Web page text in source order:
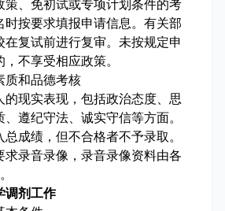
策、免初试或专项计划条件的考
时按要求填报申请信息。有关部
在复试前进行复审。未按规定申
不享受相应政策。
质和品德考核
的现实表现，包括政治态度、思
遵纪守法、诚实守信等方面。
成绩，但不合格者不予录取。
求录音录像，录音录像资料由各
调剂工作